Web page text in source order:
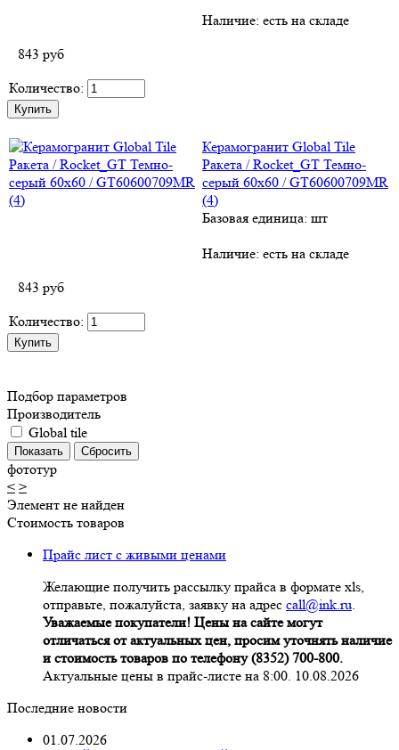
Наличие: есть на складе
843 руб
Количество:
Керамогранит Global Tile
Ракета / Rocket_GT Темно-
серый 60х60 / GT60600709MR
(4)
Базовая единица: шт
Наличие: есть на складе
843 руб
Количество:
Подбор параметров
Производитель
Global tile
фототур
< >
Элемент не найден
Стоимость товаров
Прайс лист с живыми ценами
Желающие получить рассылку прайса в формате xls,
отправьте, пожалуйста, заявку на адрес call@ink.ru.
Уважаемые покупатели! Цены на сайте могут
отличаться от актуальных цен, просим уточнять наличие
и стоимость товаров по телефону (8352) 700-800.
Актуальные цены в прайс-листе на 8:00. 10.08.2026
Последние новости
01.07.2026